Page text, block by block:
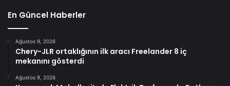
En Güncel Haberler
Ağustos 9, 2026
Chery-JLR ortaklığının ilk aracı Freelander 8 iç
mekanını gösterdi
Ağustos 9, 2026